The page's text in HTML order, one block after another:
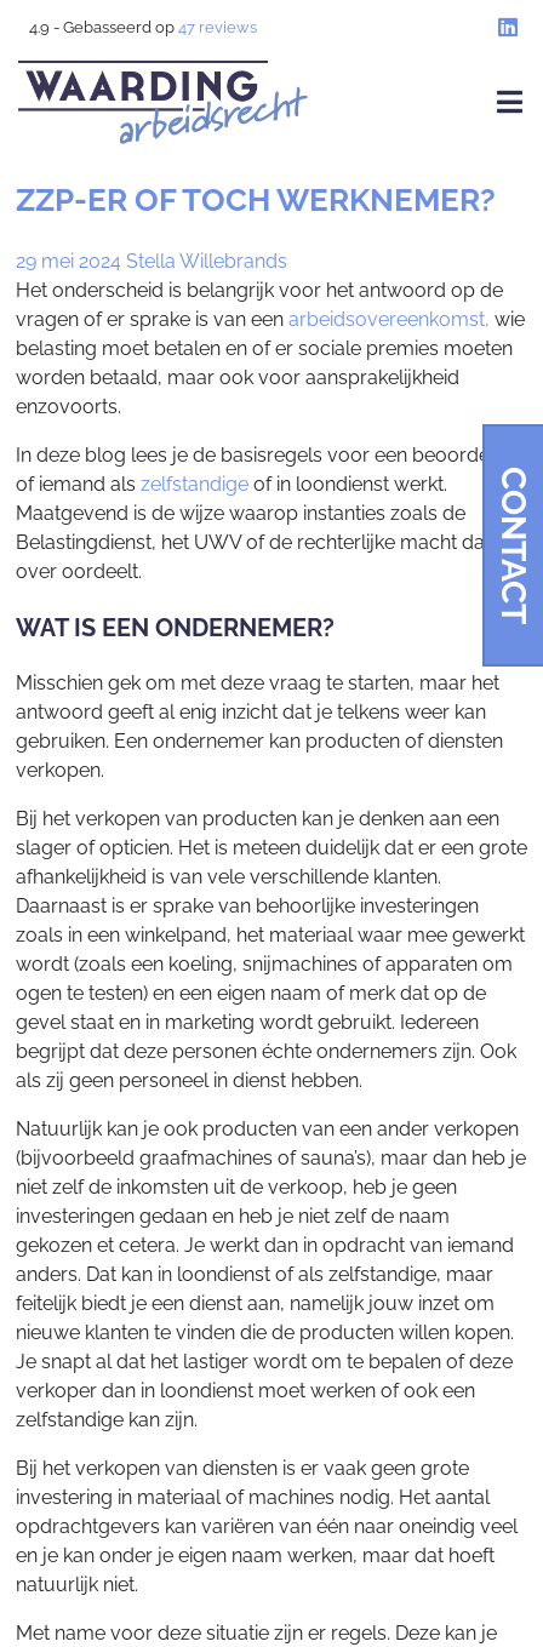
CONTACT
4.9 - Gebasseerd op 47 reviews
ZZP-ER OF TOCH WERKNEMER?
29 mei 2024 Stella Willebrands
Het onderscheid is belangrijk voor het antwoord op de
vragen of er sprake is van een arbeidsovereenkomst, wie
belasting moet betalen en of er sociale premies moeten
worden betaald, maar ook voor aansprakelijkheid
enzovoorts.
In deze blog lees je de basisregels voor een beoordeling
of iemand als zelfstandigeof in loondienst werkt.
Maatgevend is de wijze waarop instanties zoals de
Belastingdienst, het UWV of de rechterlijke macht daar
over oordeelt.
WAT IS EEN ONDERNEMER?
Misschien gek om met deze vraag te starten, maar het
antwoord geeft al enig inzicht dat je telkens weer kan
gebruiken. Een ondernemer kan producten of diensten
verkopen.
Bij het verkopen van producten kan je denken aan een
slager of opticien. Het is meteen duidelijk dat er een grote
afhankelijkheid is van vele verschillende klanten.
Daarnaast is er sprake van behoorlijke investeringen
zoals in een winkelpand, het materiaal waar mee gewerkt
wordt (zoals een koeling, snijmachines of apparaten om
ogen te testen) en een eigen naam of merk dat op de
gevel staat en in marketing wordt gebruikt. Iedereen
begrijpt dat deze personen échte ondernemers zijn. Ook
als zij geen personeel in dienst hebben.
Natuurlijk kan je ook producten van een ander verkopen
(bijvoorbeeld graafmachines of sauna’s), maar dan heb je
niet zelf de inkomsten uit de verkoop, heb je geen
investeringen gedaan en heb je niet zelf de naam
gekozen et cetera. Je werkt dan in opdracht van iemand
anders. Dat kan in loondienst of als zelfstandige, maar
feitelijk biedt je een dienst aan, namelijk jouw inzet om
nieuwe klanten te vinden die de producten willen kopen.
Je snapt al dat het lastiger wordt om te bepalen of deze
verkoper dan in loondienst moet werken of ook een
zelfstandige kan zijn.
Bij het verkopen van diensten is er vaak geen grote
investering in materiaal of machines nodig. Het aantal
opdrachtgevers kan variëren van één naar oneindig veel
en je kan onder je eigen naam werken, maar dat hoeft
natuurlijk niet.
Met name voor deze situatie zijn er regels. Deze kan je